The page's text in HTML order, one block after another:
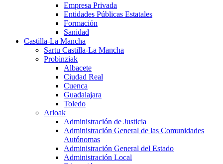
Empresa Privada
Entidades Públicas Estatales
Formación
Sanidad
Castilla-La Mancha
Sartu Castilla-La Mancha
Probinziak
Albacete
Ciudad Real
Cuenca
Guadalajara
Toledo
Arloak
Administración de Justicia
Administración General de las Comunidades
Autónomas
Administración General del Estado
Administración Local